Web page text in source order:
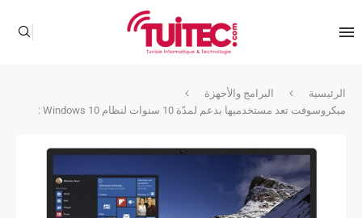
الرئيسية
البرامج والأجهزة
ميكروسوفت تعد مستخدميها بدعم لمدّة 10 سنوات لنظام Windows 10 :